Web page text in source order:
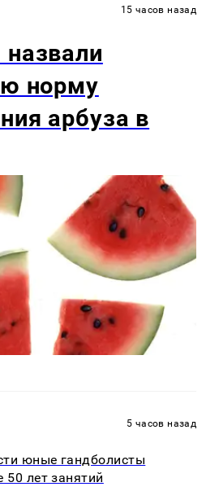
15 часов назад
норму
арбуза в
5 часов назад
юные гандболисты
50 лет занятий